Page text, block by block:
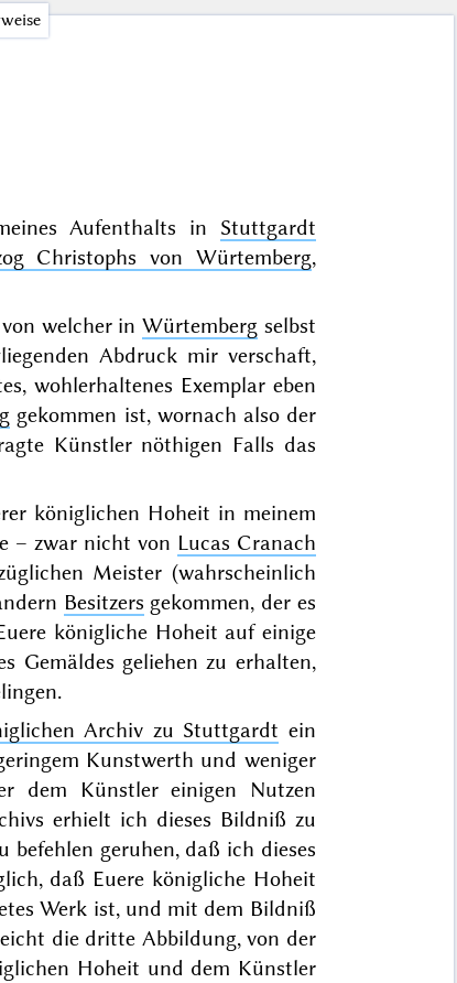
Aufenthalts in Stuttgardt
Christophs von Würtemberg,
welcher in Würtemberg selbst
Abdruck mir verschaft,
wohlerhaltenes Exemplar eben
gekommen ist, wornach also der
Künstler nöthigen Falls das
königlichen Hoheit in meinem
– zwar nicht von Lucas Cranach
Meister (wahrscheinlich
Besitzers gekommen, der es
königliche Hoheit auf einige
Gemäldes geliehen zu erhalten,
Archiv zu Stuttgardt ein
Kunstwerth und weniger
dem Künstler einigen Nutzen
erhielt ich dieses Bildniß zu
befehlen geruhen, daß ich dieses
daß Euere königliche Hoheit
Werk ist, und mit dem Bildniß
die dritte Abbildung, von der
Hoheit und dem Künstler